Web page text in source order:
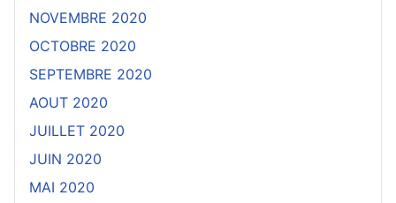
NOVEMBRE 2020
OCTOBRE 2020
SEPTEMBRE 2020
AOUT 2020
JUILLET 2020
JUIN 2020
MAI 2020